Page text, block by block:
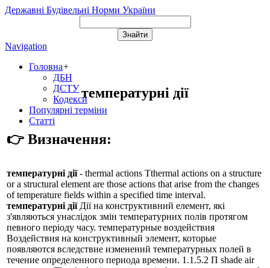
Державні Будівельні Норми України
Navigation
Головна+
ДБН
ДСТУ
Кодекси
Популярні терміни
Статті
температурні дії
👉 Визначення:
температурні дії- thermal actions Tthermal actions on a structure
or a structural element are those actions that arise from the changes
of temperature fields within a specified time interval.
температурні діїДії на конструктивний елемент, які
з'являються унаслідок змін температурних полів протягом
певного періоду часу. температурные воздействия
Воздействия на конструктивный элемент, которые
появляются вследствие изменений температурных полей в
течение определенного периода времени. 1.1.5.2 П shade air